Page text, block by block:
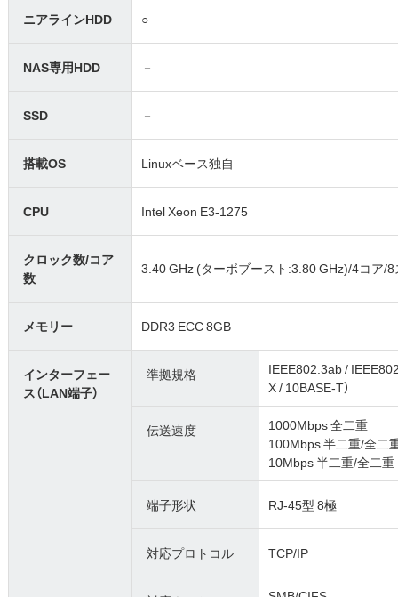
ニアラインHDD ○
NAS専用HDD －
SSD －
搭載OS Linuxベース独自
CPU Intel Xeon E3-1275
クロック数/コア
数
3.40 GHz (ターボブースト:3.80 GHz)/4コア/
メモリー DDR3 ECC 8GB
インターフェー
ス（LAN端子）
準拠規格
IEEE802.3ab /
X / 10BASE-T）
伝送速度
1000Mbps 全二重
100Mbps 半二重/全二
10Mbps 半二重/全二重
端子形状 RJ-45型 8極
対応プロトコル TCP/IP